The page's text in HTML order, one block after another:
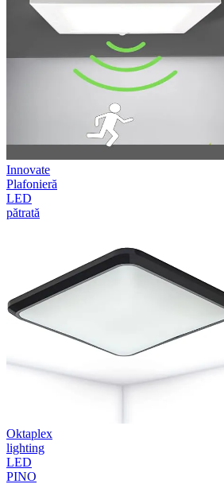
Innovate
Plafonieră
LED
pătrată
Oktaplex
lighting
LED
PINO